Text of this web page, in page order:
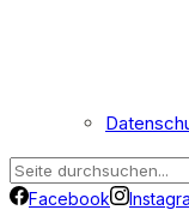
Facebook